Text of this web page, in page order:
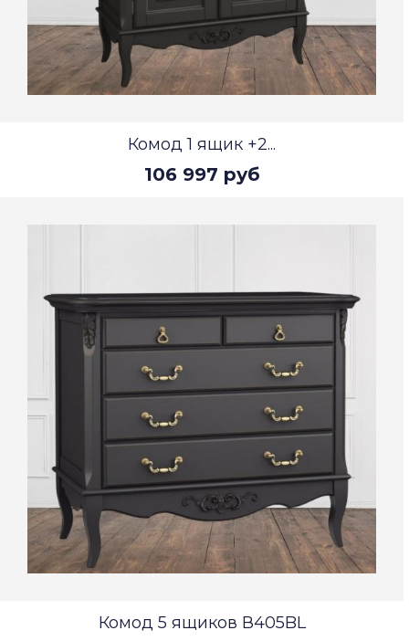
Комод 1 ящик +2...
106 997 руб
Комод 5 ящиков В405BL